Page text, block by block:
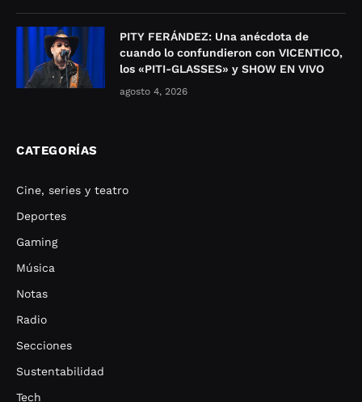
PITY FERÁNDEZ: Una anécdota de
cuando lo confundieron con VICENTICO,
los «PITI-GLASSES» y SHOW EN VIVO
agosto 4, 2026
CATEGORÍAS
Cine, series y teatro
Deportes
Gaming
Música
Notas
Radio
Secciones
Sustentabilidad
Tech